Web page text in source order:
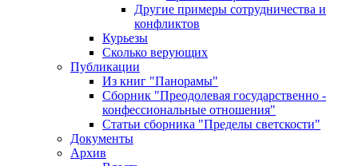
Другие примеры сотрудничества и
конфликтов
Курьезы
Сколько верующих
Публикации
Из книг "Панорамы"
Сборник "Преодолевая государственно -
конфессиональные отношения"
Статьи сборника "Пределы светскости"
Документы
Архив